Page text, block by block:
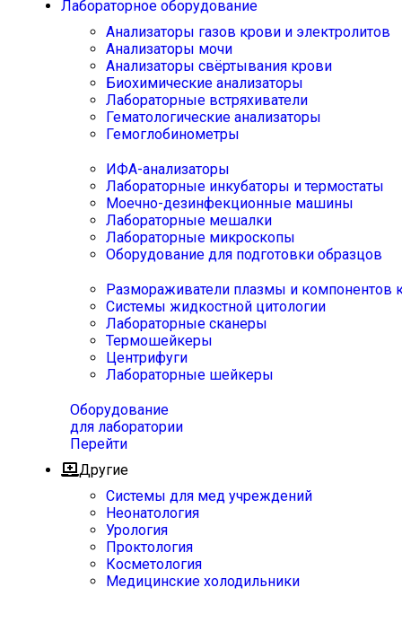
Лабораторное оборудование
Анализаторы газов крови и электролитов
Анализаторы мочи
Анализаторы свёртывания крови
Биохимические анализаторы
Лабораторные встряхиватели
Гематологические анализаторы
Гемоглобинометры
ИФА-анализаторы
Лабораторные инкубаторы и термостаты
Моечно-дезинфекционные машины
Лабораторные мешалки
Лабораторные микроскопы
Оборудование для подготовки образцов
Размораживатели плазмы и компонентов
Системы жидкостной цитологии
Лабораторные сканеры
Термошейкеры
Центрифуги
Лабораторные шейкеры
Оборудование
для лаборатории
Перейти
Другие
Системы для мед учреждений
Неонатология
Урология
Проктология
Косметология
Медицинские холодильники